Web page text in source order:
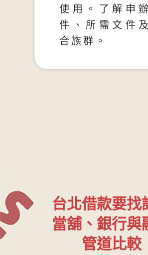
使用。了解申
件、所需文件
合族群。
台北借款要找
當舖、銀行與
管道比較